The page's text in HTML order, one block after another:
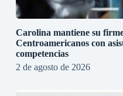
Carolina mantiene su
Centroamericanos con
competencias
2 de agosto de 2026